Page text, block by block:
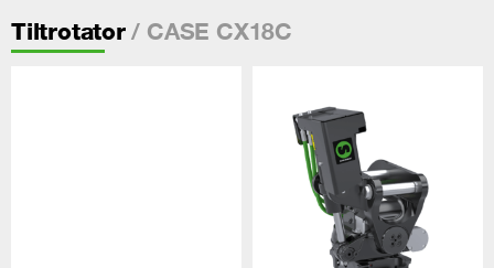
Tiltrotator/ CASE CX18C